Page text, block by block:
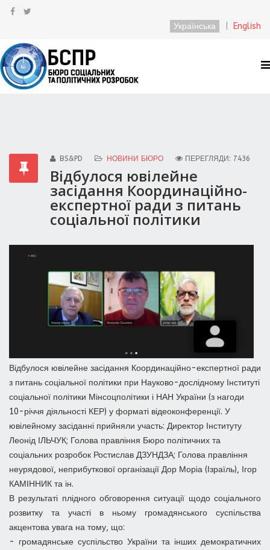
Українська English
BS&PD НОВИНИ БЮРО ПЕРЕГЛЯДИ: 7436
Відбулося ювілейне
засідання Координаційно-
експертної ради з питань
соціальної політики
Відбулося ювілейне засідання Координаційно-експертної ради
з питань соціальної політики при Науково-дослідному Інституті
соціальної політики Мінсоцполітики і НАН України (з нагоди
10-річчя діяльності КЕР) у форматі відеоконференції. У
ювілейному засіданні прийняли участь: Директор Інституту
Леонід ІЛЬЧУК; Голова правління Бюро політичних та
соціальних розробок Ростислав ДЗУНДЗА; Голова правління
неурядової, неприбуткової організації Дор Моріа (Ізраїль), Ігор
КАМІННИК та ін.
В результаті плідного обговорення ситуації щодо соціального
розвитку та участі в ньому громадянського суспільства
акцентова увага на тому, що:
- громадянське суспільство України та інших демократичних